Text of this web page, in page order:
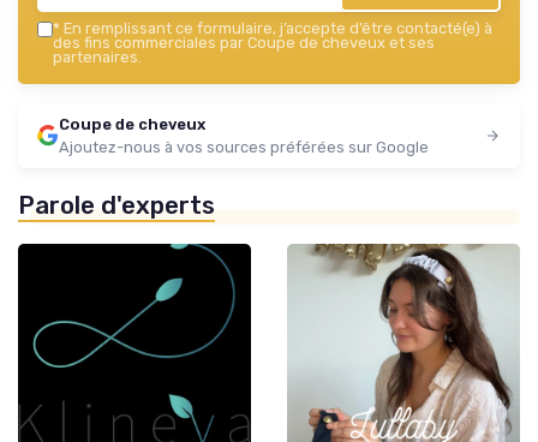
* En remplissant ce formulaire, j’accepte d’être contacté(e) à
des fins commerciales par Coupe de cheveux et ses
partenaires.
Coupe de cheveux
Ajoutez-nous à vos sources préférées sur Google
Parole d'experts